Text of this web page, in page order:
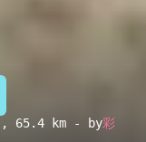
, 65.4 km - by彩